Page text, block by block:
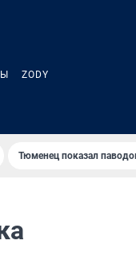
ZODY
Тюменец показал